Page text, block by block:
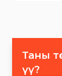
Таны
үү?